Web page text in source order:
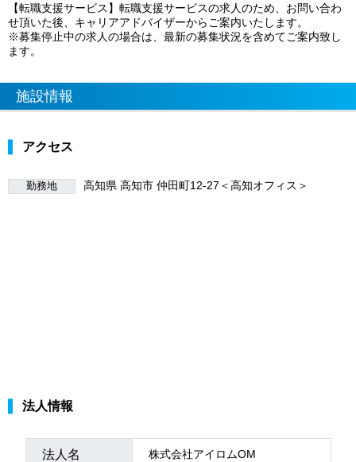
【転職支援サービス】転職支援サービスの求人のため、お問い合わ
せ頂いた後、キャリアアドバイザーからご案内いたします。
※募集停止中の求人の場合は、最新の募集状況を含めてご案内致し
ます。
施設情報
アクセス
勤務地 高知県 高知市 仲田町12-27＜高知オフィス＞
法人情報
法人名 株式会社アイロムOM